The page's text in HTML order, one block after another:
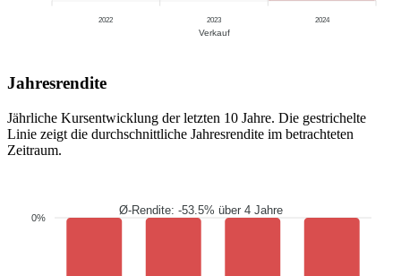
2022 2023 2024
Verkauf
Jahresrendite
Jährliche Kursentwicklung der letzten 10 Jahre. Die gestrichelte
Linie zeigt die durchschnittliche Jahresrendite im betrachteten
Zeitraum.
Ø-Rendite: -53.5% über 4 Jahre
0%